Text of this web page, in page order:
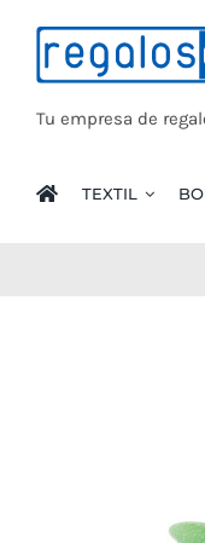
contenido
Tu empresa de
TEXTIL